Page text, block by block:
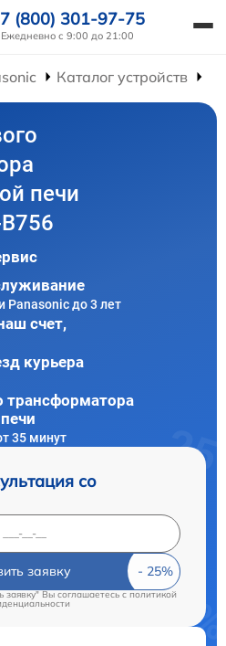
(800) 301-97-75
Ежедневно с 9:00 до 21:00
Каталог устройств
печи
Panasonic до 3 лет
счет,
курьера
трансформатора
35 минут
со
заявку
заявку" Вы соглашаетесь cполитикой